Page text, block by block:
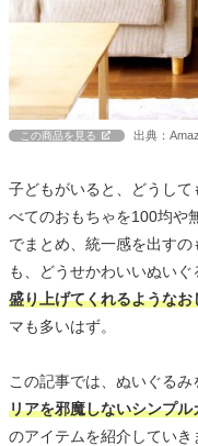
この商品を見る 出典：
子どもがいると、どうし
べてのおもちゃを100均や
でまとめ、統一感を出す
も、どうせかわいいぬいぐ
盛り上げてくれるような
マも多いはず。
この記事では、ぬいぐるみ
リアを邪魔しないシンプル
のアイテムを紹介していき